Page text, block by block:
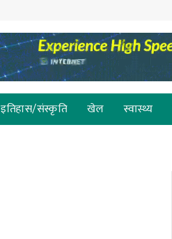
इतिहास/संस्कृति खेल स्वास्थ्य